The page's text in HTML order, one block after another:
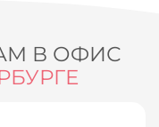
В ОФИС